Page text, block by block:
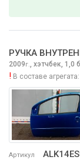
Артикул
РУЧКА
2009г., хэтчбек, 1,0
! В составе агрегата: